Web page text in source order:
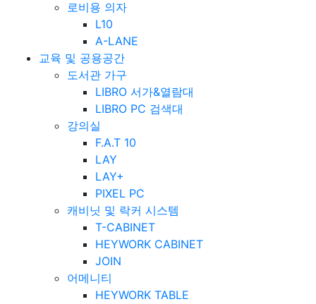
로비용 의자
L10
A-LANE
교육 및 공용공간
도서관 가구
LIBRO 서가&열람대
LIBRO PC 검색대
강의실
F.A.T 10
LAY
LAY+
PIXEL PC
캐비닛 및 락커 시스템
T-CABINET
HEYWORK CABINET
JOIN
어메니티
HEYWORK TABLE